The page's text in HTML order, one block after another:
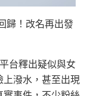
歸！改名再出發
台釋出疑似與女
潑水，甚至出現